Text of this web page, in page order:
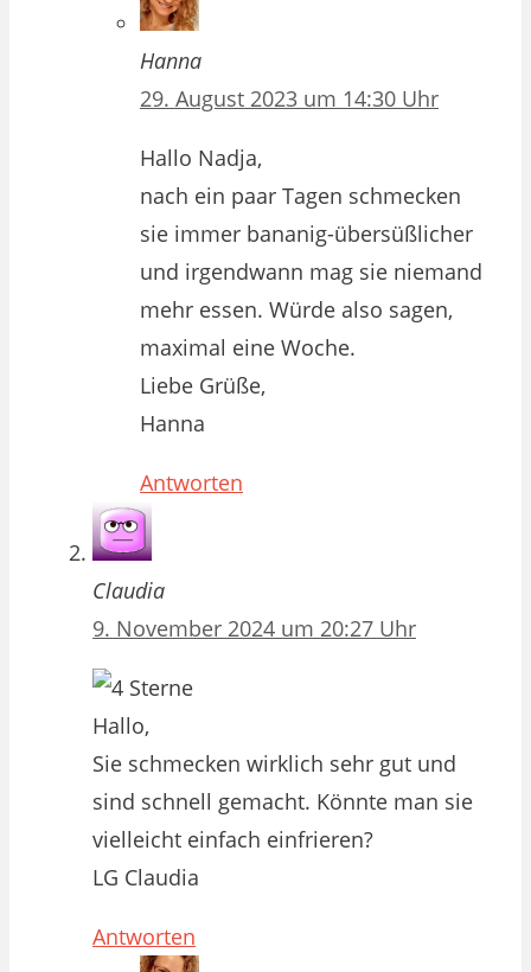
Hanna
29. August 2023 um 14:30 Uhr
Hallo Nadja,
nach ein paar Tagen schmecken
sie immer bananig-übersüßlicher
und irgendwann mag sie niemand
mehr essen. Würde also sagen,
maximal eine Woche.
Liebe Grüße,
Hanna
Antworten
Claudia
9. November 2024 um 20:27 Uhr
Hallo,
Sie schmecken wirklich sehr gut und
sind schnell gemacht. Könnte man sie
vielleicht einfach einfrieren?
LG Claudia
Antworten